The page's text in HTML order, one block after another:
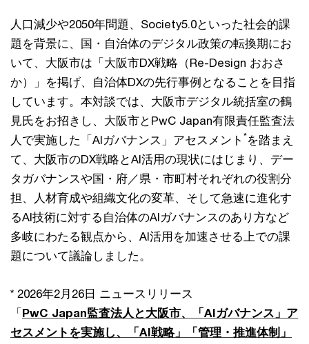
人口減少や2050年問題、Society5.0といった社会的課
題を背景に、国・自治体のデジタル政策の転換期にお
いて、大阪市は「大阪市DX戦略（Re-Design おおさ
か）」を掲げ、自治体DXの先行事例となることを目指
しています。本対談では、大阪市デジタル統括室の鶴
見氏をお招きし、大阪市とPwC Japan有限責任監査法
人で実施した「AIガバナンス」アセスメント *を踏まえ
て、大阪市のDX戦略とAI活用の現状にはじまり、デー
タガバナンスや国・府／県・市町村それぞれの役割分
担、人材育成や組織文化の変革、そして急速に進化す
るAI技術に対する自治体のAIガバナンスのあり方など
多岐にわたる観点から、AI活用を加速させる上での課
題について議論しました。
* 2026年2月26日 ニュースリリース
「 PwC Japan監査法人と大阪市、「AIガバナンス」ア
セスメントを実施し、「AI戦略」「管理・推進体制」